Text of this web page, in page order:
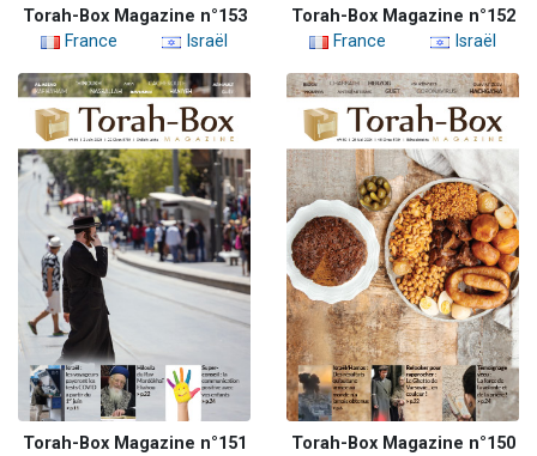
Torah-Box Magazine n°153
France
Israël
Torah-Box Magazine n°152
France
Israël
Torah-Box Magazine n°151
Torah-Box Magazine n°150